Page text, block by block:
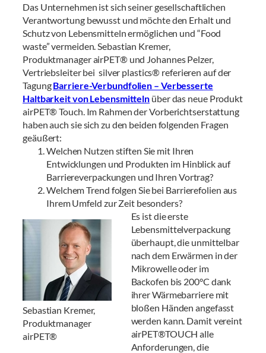
Das Unternehmen ist sich seiner gesellschaftlichen
Verantwortung bewusst und möchte den Erhalt und
Schutz von Lebensmitteln ermöglichen und “Food
waste” vermeiden. Sebastian Kremer,
Produktmanager airPET® und Johannes Pelzer,
Vertriebsleiter bei silver plastics® referieren auf der
TagungBarriere-Verbundfolien – Verbesserte
Haltbarkeit von Lebensmitteln über das neue Produkt
airPET® Touch. Im Rahmen der Vorberichtserstattung
haben auch sie sich zu den beiden folgenden Fragen
geäußert:
Welchen Nutzen stiften Sie mit Ihren
Entwicklungen und Produkten im Hinblick auf
Barriereverpackungen und Ihren Vortrag?
Welchem Trend folgen Sie bei Barrierefolien aus
Ihrem Umfeld zur Zeit besonders?
Sebastian Kremer,
Produktmanager
airPET®
Es ist die erste
Lebensmittelverpackung
überhaupt, die unmittelbar
nach dem Erwärmen in der
Mikrowelle oder im
Backofen bis 200°C dank
ihrer Wärmebarriere mit
bloßen Händen angefasst
werden kann. Damit vereint
airPET®TOUCH alle
Anforderungen, die